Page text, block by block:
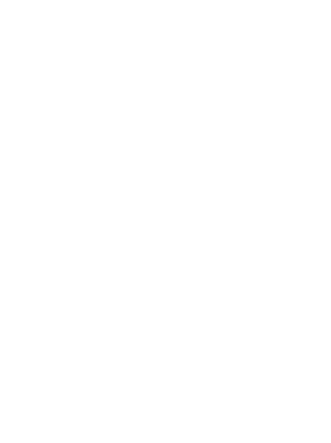
dei pagamenti tra diversi
preferiscono avere un codice
XXX, significa che è il codice
gestisce il conto del
transazione.